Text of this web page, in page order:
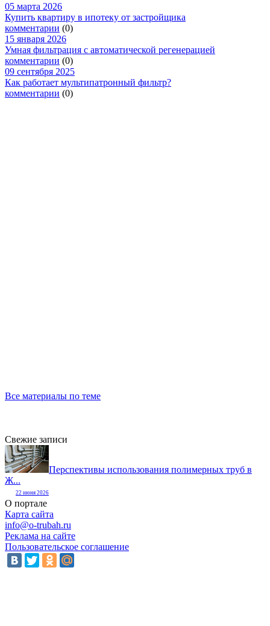
05 марта 2026
Купить квартиру в ипотеку от застройщика
комментарии (0)
15 января 2026
Умная фильтрация с автоматической регенерацией
комментарии (0)
09 сентября 2025
Как работает мультипатронный фильтр?
комментарии (0)
Все материалы по теме
Свежие записи
Перспективы использования полимерных труб в
Ж...
22 июня 2026
О портале
Карта сайта
info@o-trubah.ru
Реклама на сайте
Пользовательское соглашение